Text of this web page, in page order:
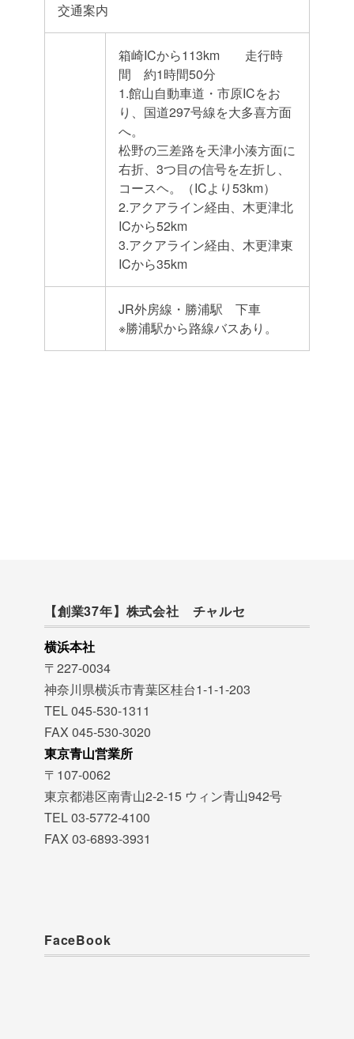
交通案内
箱崎ICから113km 走行時
間 約1時間50分
1.館山自動車道・市原ICをお
り、国道297号線を大多喜方面
へ。
松野の三差路を天津小湊方面に
右折、3つ目の信号を左折し、
コースヘ。（ICより53km）
2.アクアライン経由、木更津北
ICから52km
3.アクアライン経由、木更津東
ICから35km
JR外房線・勝浦駅 下車
※勝浦駅から路線バスあり。
【創業37年】株式会社 チャルセ
横浜本社
〒227-0034
神奈川県横浜市青葉区桂台1-1-1-203
TEL 045-530-1311
FAX 045-530-3020
東京青山営業所
〒107-0062
東京都港区南青山2-2-15 ウィン青山942号
TEL 03-5772-4100
FAX 03-6893-3931
FaceBook